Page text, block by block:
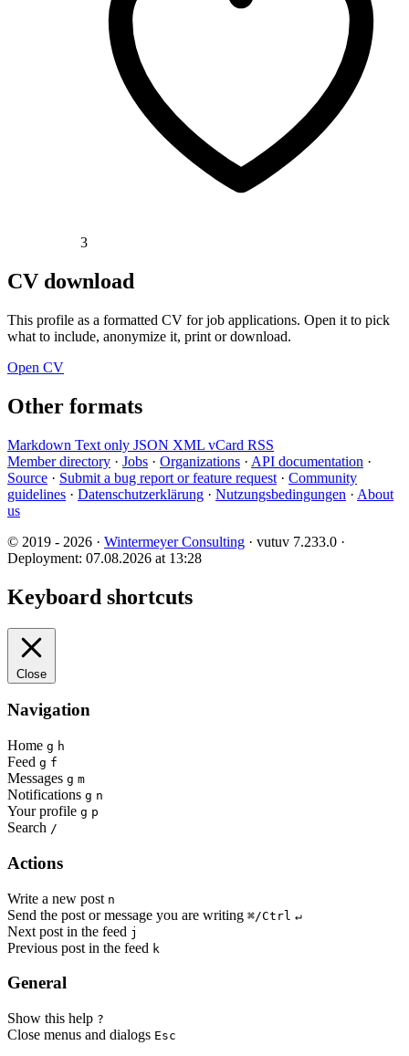
3
CV download
This profile as a formatted CV for job applications. Open it to pick
what to include, anonymize it, print or download.
Open CV
Other formats
Markdown Text only JSON XML vCard RSS
Member directory · Jobs · Organizations · API documentation ·
Source · Submit a bug report or feature request · Community
guidelines · Datenschutzerklärung · Nutzungsbedingungen · About
us
© 2019 - 2026 · Wintermeyer Consulting · vutuv 7.233.0 ·
Deployment: 07.08.2026 at 13:28
Keyboard shortcuts
Close
Navigation
Home g h
Feed g f
Messages g m
Notifications g n
Your profile g p
Search /
Actions
Write a new post n
Send the post or message you are writing ⌘/Ctrl ↵
Next post in the feed j
Previous post in the feed k
General
Show this help ?
Close menus and dialogs Esc